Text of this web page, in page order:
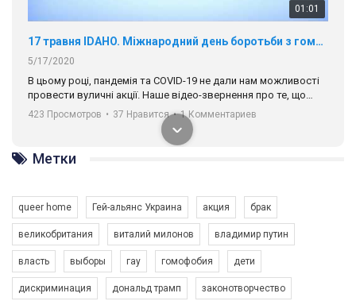
01:01
17 травня IDAHO. Міжнародний день боротьби з гомофобією трансфобією і біфобія.
5/17/2020
В цьому році, пандемія та COVІD-19 не дали нам можливості
провести вуличні акції. Наше відео-звернення про те, що
навіть коли ми у різних містах та не можемо зустрінеться, ми
разом. Ми закликаємо всіх хто поділяє цінності рівності та
солідарності, приєднатися до нас. Регіональні підрозділи
ГАУ є в 16 областях України.
Разом наш голос лунає гучніше!
423 Просмотров • 37 Нравится • 1 Комментариев
Метки
queer home Гей-альянс Украина акция брак
великобритания виталий милонов владимир путин
власть выборы гау гомофобия дети
дискриминация дональд трамп законотворчество